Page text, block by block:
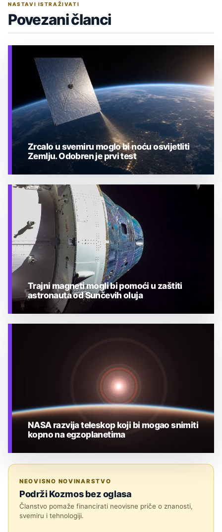
NASTAVI ISTRAŽIVATI
Povezani članci
TEHNOLOGIJA
Zrcalo u svemiru moglo bi noću osvijetliti
Zemlju. Odobren je prvi test
Trajni magneti mogli bi pomoći u zaštiti
astronauta od Sunčevih oluja
NASA razvija teleskop koji bi mogao snimiti
kopno na egzoplanetima
NEOVISNO NOVINARSTVO
Podrži Kozmos bez oglasa
Članstvo pomaže financirati neovisne priče o znanosti,
svemiru i tehnologiji.